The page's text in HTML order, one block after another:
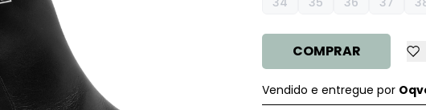
COMPRAR
Vendido e entregue por